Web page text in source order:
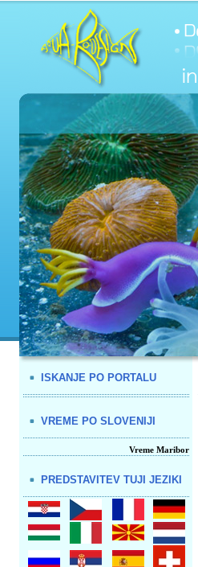
ISKANJE PO PORTALU
VREME PO SLOVENIJI
Vreme Maribor
PREDSTAVITEV TUJI JEZIKI